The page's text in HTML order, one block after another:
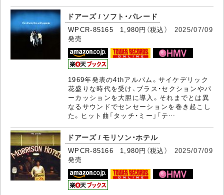
ドアーズ / ソフト・パレード
WPCR-85165 1,980円（税込） 2025/07/09
発売
1969年発表の4thアルバム。サイケデリック
花盛りな時代を受け、ブラス・セクションやパ
ーカッションを大胆に導入。それまでとは異
なるサウンドでセンセーションを巻き起こし
た。ヒット曲「タッチ・ミー」「テ…
ドアーズ / モリソン・ホテル
WPCR-85166 1,980円（税込） 2025/07/09
発売